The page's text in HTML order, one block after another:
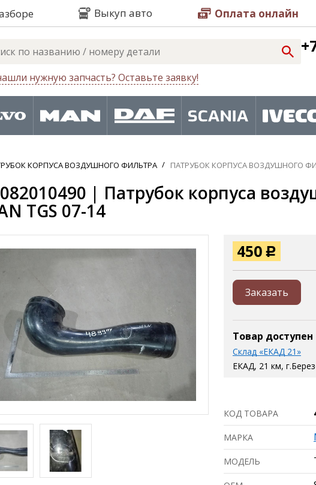
Выкуп авто Оплата онлайн
нужную запчасть? Оставьте заявку!
КОРПУСА ВОЗДУШНОГО ФИЛЬТРА ПАТРУБОК КОРПУСА ВОЗДУШНОГО
| Патрубок корпуса
TGS 07-14
450 Р
Заказать
Товар
Склад «ЕКАД 21»
ЕКАД, 21 км,
КОД ТОВАРА
МАРКА
МОДЕЛЬ